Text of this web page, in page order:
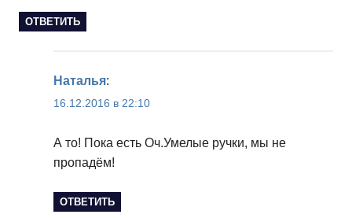
ОТВЕТИТЬ
Наталья:
16.12.2016 в 22:10
А то! Пока есть Оч.Умелые ручки, мы не
пропадём!
ОТВЕТИТЬ